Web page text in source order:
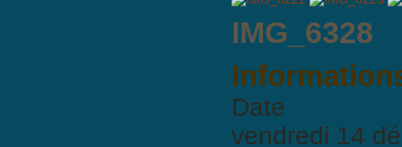
IMG_6328
Date
vendredi 14